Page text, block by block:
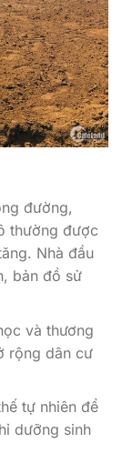
đường,
thường được
Nhà đầu
bản đồ sử
và thương
rộng dân cư
tự nhiên để
dưỡng sinh